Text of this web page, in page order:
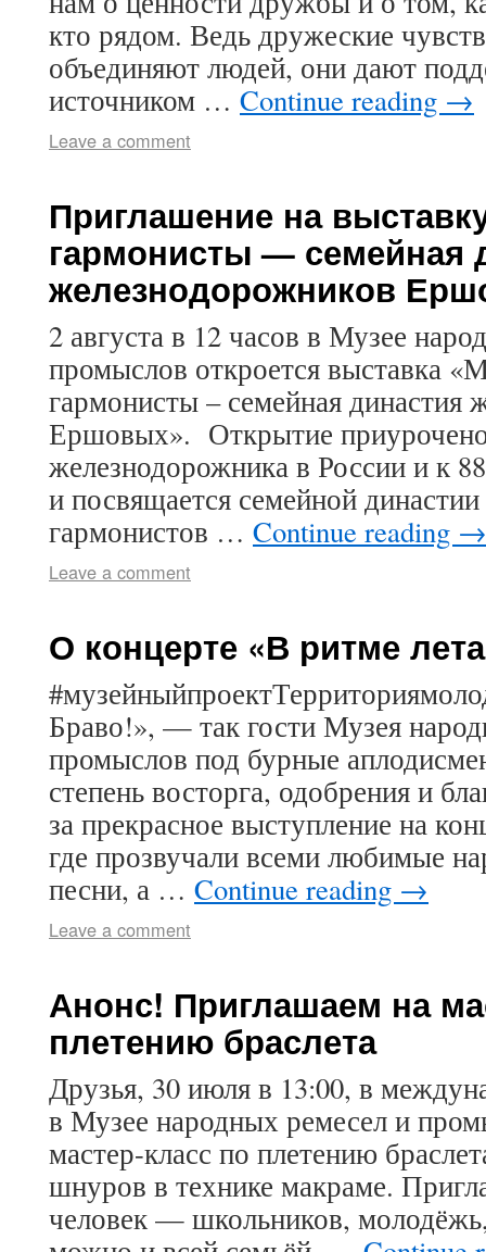
кто рядом. Ведь дружеские
объединяют людей, они дают
источником … Continue reading →
Leave a comment
Приглашение на
гармонисты — семейная
железнодорожников
2 августа в 12 часов в Музее
промыслов откроется выставка
гармонисты – семейная династия
Ершовых». Открытие
железнодорожника в России и к
и посвящается семейной
гармонистов … Continue reading →
Leave a comment
О концерте «В ритме
Браво!», — так гости Музея
промыслов под бурные
степень восторга, одобрения и
за прекрасное выступление на
где прозвучали всеми любимые
песни, а … Continue reading →
Leave a comment
Анонс! Приглашаем на
плетению браслета
Друзья, 30 июля в 13:00, в
в Музее народных ремесел и
мастер-класс по плетению
шнуров в технике макраме.
человек — школьников,